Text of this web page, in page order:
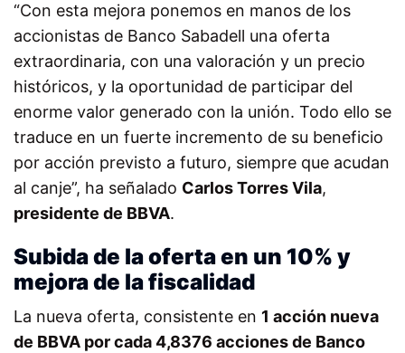
“Con esta mejora ponemos en manos de los
accionistas de Banco Sabadell una oferta
extraordinaria, con una valoración y un precio
históricos, y la oportunidad de participar del
enorme valor generado con la unión. Todo ello se
traduce en un fuerte incremento de su beneficio
por acción previsto a futuro, siempre que acudan
al canje”, ha señalado Carlos Torres Vila,
presidente de BBVA.
Subida de la oferta en un 10% y
mejora de la fiscalidad
La nueva oferta, consistente en 1 acción nueva
de BBVA por cada 4,8376 acciones de Banco